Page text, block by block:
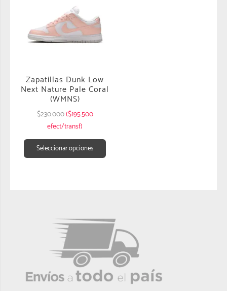
Zapatillas Dunk Low
Next Nature Pale Coral
(WMNS)
$230.000($195.500
efect/transf)
Seleccionar opciones